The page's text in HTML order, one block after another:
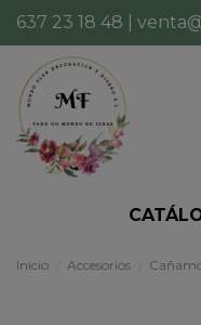
637 23 18 48
Inicio Accesorios